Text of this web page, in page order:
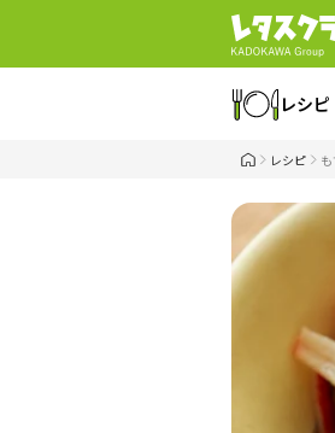
レシピ
レシピ